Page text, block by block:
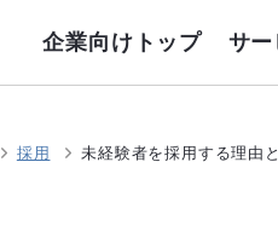
企業向けトップ サー
採用 未経験者を採用する理由